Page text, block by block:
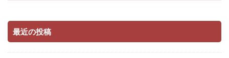
最近の投稿